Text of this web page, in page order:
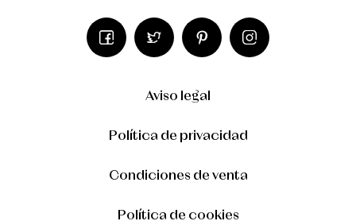
Aviso legal
Política de privacidad
Condiciones de venta
Política de cookies